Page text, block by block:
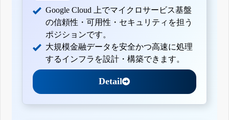
Google Cloud 上でマイクロサービス基盤
の信頼性・可用性・セキュリティを担う
ポジションです。
大規模金融データを安全かつ高速に処理
するインフラを設計・構築できます。
Detail